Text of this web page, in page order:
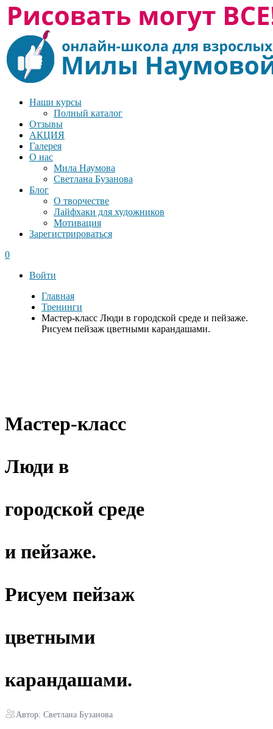
Наши курсы
Полный каталог
Отзывы
АКЦИЯ
Галерея
О нас
Мила Наумова
Светлана Бузанова
Блог
О творчестве
Лайфхаки для художников
Мотивация
Зарегистрироваться
0
Войти
Главная
Тренинги
Мастер-класс Люди в городской среде и пейзаже.
Рисуем пейзаж цветными карандашами.
Мастер-класс
Люди в
городской среде
и пейзаже.
Рисуем пейзаж
цветными
карандашами.
Автор: Светлана Бузанова